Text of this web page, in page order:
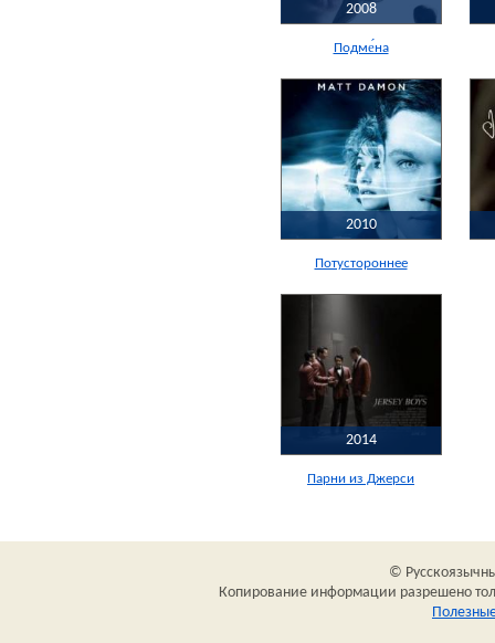
Подме́на
2008
Потустороннее
2010
Парни из Джерси
2014
©
Копирование информации разрешено